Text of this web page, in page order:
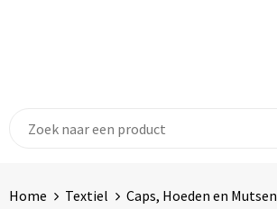
Home Textiel Caps, Hoeden en Mutsen